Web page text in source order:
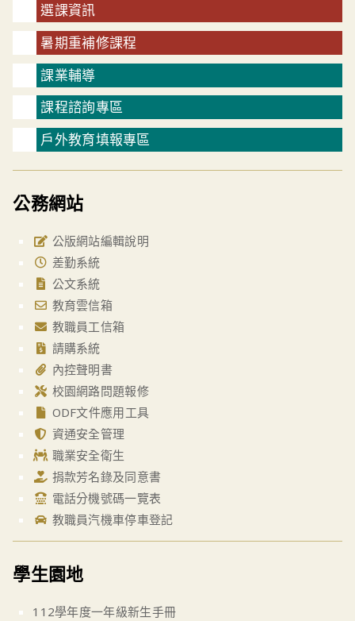
選課資訊
暑期重補修課程
課業輔導
課程諮詢專區
戶外教育填報專區
公務網站
公版網站編輯說明
差勤系統
公文系統
教育雲信箱
教職員工信箱
請購系統
內控聲明書
校園網路問題報修
ODF文件應用工具
資通安全管理
職業安全衛生
捐款芳名錄及同意書
電話分機號碼一覽表
教職員汽機車停車登記
學生園地
112學年度一年級新生手冊